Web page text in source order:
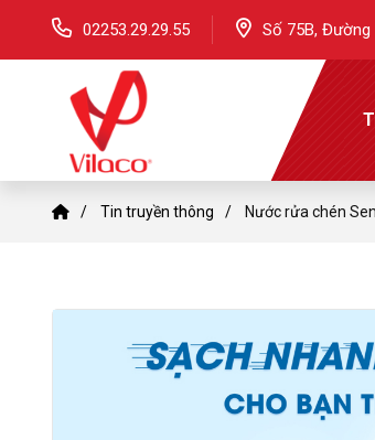
02253.29.29.55 Số 75B, Đường
Tin truyền thông Nước rửa chén